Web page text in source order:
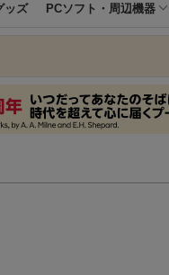
ッズ PCソフト・周辺機器